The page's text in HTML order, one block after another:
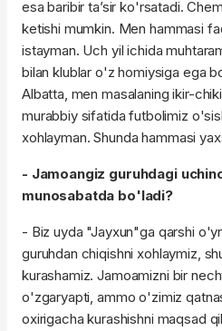
esa baribir ta’sir ko'rsatadi.
ketishi mumkin. Men hammasi
istayman. Uch yil ichida
bilan klublar o'z homiysiga ega
Albatta, men masalaning ikir-
murabbiy sifatida futbolimiz
xohlayman. Shunda hammasi
- Jamoangiz guruhdagi
munosabatda bo'ladi?
- Biz uyda "Jayxun"ga qarshi
guruhdan chiqishni xohlaymiz,
kurashamiz. Jamoamizni bir
o'zgaryapti, ammo o'zimiz
oxirigacha kurashishni maqsad